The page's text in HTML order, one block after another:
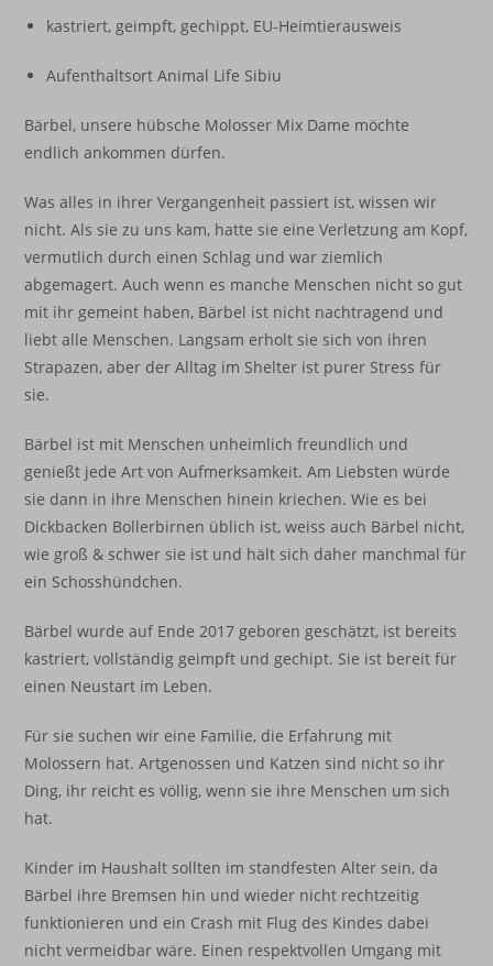
kastriert, geimpft, gechippt, EU-Heimtierausweis
Aufenthaltsort Animal Life Sibiu
Bärbel, unsere hübsche Molosser Mix Dame möchte
endlich ankommen dürfen.
Was alles in ihrer Vergangenheit passiert ist, wissen wir
nicht. Als sie zu uns kam, hatte sie eine Verletzung am Kopf,
vermutlich durch einen Schlag und war ziemlich
abgemagert. Auch wenn es manche Menschen nicht so gut
mit ihr gemeint haben, Bärbel ist nicht nachtragend und
liebt alle Menschen. Langsam erholt sie sich von ihren
Strapazen, aber der Alltag im Shelter ist purer Stress für
sie.
Bärbel ist mit Menschen unheimlich freundlich und
genießt jede Art von Aufmerksamkeit. Am Liebsten würde
sie dann in ihre Menschen hinein kriechen. Wie es bei
Dickbacken Bollerbirnen üblich ist, weiss auch Bärbel nicht,
wie groß & schwer sie ist und hält sich daher manchmal für
ein Schosshündchen.
Bärbel wurde auf Ende 2017 geboren geschätzt, ist bereits
kastriert, vollständig geimpft und gechipt. Sie ist bereit für
einen Neustart im Leben.
Für sie suchen wir eine Familie, die Erfahrung mit
Molossern hat. Artgenossen und Katzen sind nicht so ihr
Ding, ihr reicht es völlig, wenn sie ihre Menschen um sich
hat.
Kinder im Haushalt sollten im standfesten Alter sein, da
Bärbel ihre Bremsen hin und wieder nicht rechtzeitig
funktionieren und ein Crash mit Flug des Kindes dabei
nicht vermeidbar wäre. Einen respektvollen Umgang mit